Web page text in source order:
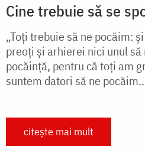
Cine trebuie să se
„Toţi trebuie să ne pocăim:
preoţi şi arhierei nici unul să
pocăinţă, pentru că toţi am
suntem datori să ne
citește mai mult